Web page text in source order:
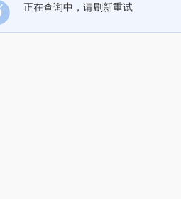
正在查询中，请刷新重试